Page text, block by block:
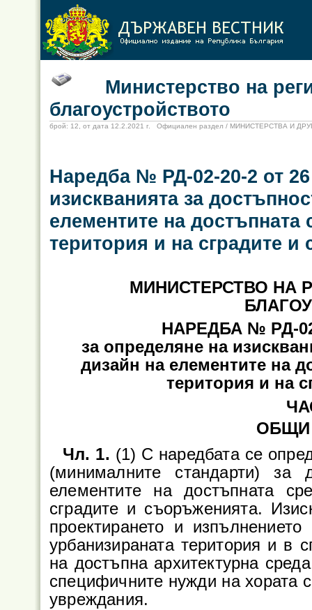
Министерство на
благоустройството
брой: 12, от дата 12.2.2021 г. Официален раздел / МИНИСТЕРСТВА И
Наредба № РД-02-20-2 от 26
изискванията за
елементите на достъпната
територия и на сградите
МИНИСТЕРСТВО НА
НАРЕДБА № РД-02-
за определяне на
дизайн на елементите на
територия и на
ОБЩИ
Чл. 1. (1) С наредбата се
(минималните стандарти) за
елементите на достъпната
сградите и съоръженията.
проектирането и
урбанизираната територия и в
на достъпна архитектурна
специфичните нужди на хората
увреждания.